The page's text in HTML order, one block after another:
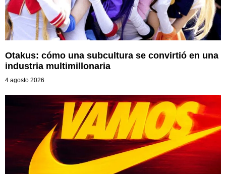
Otakus: cómo una subcultura se convirtió en una
industria multimillonaria
4 agosto 2026